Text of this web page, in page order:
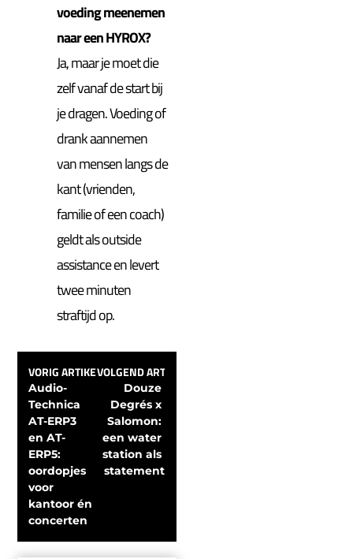
voeding meenemen
naar een HYROX?
Ja, maar je moet die
zelf vanaf de start bij
je dragen. Voeding of
drank aannemen
van mensen langs de
kant (vrienden,
familie of een coach)
geldt als outside
assistance en levert
twee minuten
straftijd op.
VORIG ARTIKEL
Audio-
Technica
AT-ERP3
en AT-
ERP5:
oordopjes
voor
kantoor én
concerten
VOLGEND ARTIKEL
Douze
Degrés x
Salomon:
een water
station als
statement